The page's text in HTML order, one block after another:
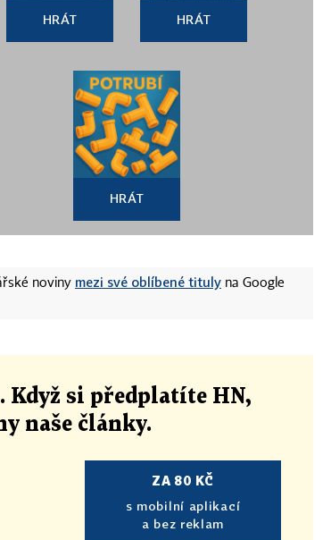
HRÁT HRÁT
HRÁT
noviny mezi své oblíbené tituly na Google
Když si předplatíte HN,
naše články.
ZA 80 KČ
s mobilní aplikací
a bez reklam